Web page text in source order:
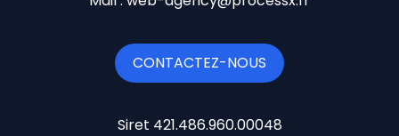
CONTACTEZ-NOUS
Siret 421.486.960.00048